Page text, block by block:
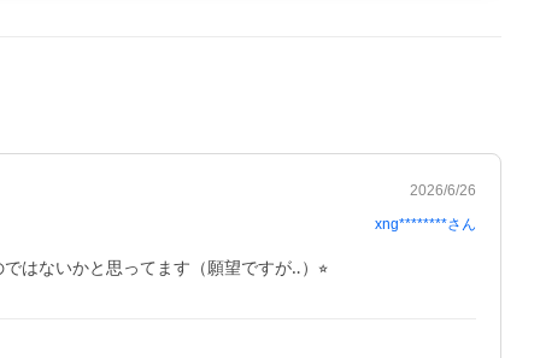
2026/6/26
xng********さん
はないかと思ってます（願望ですが‥）⭐︎